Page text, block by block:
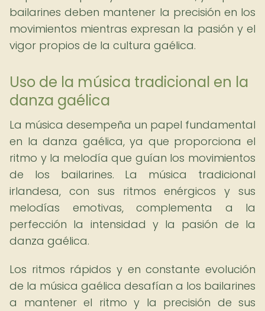
bailarines deben mantener la precisión en los
movimientos mientras expresan la pasión y el
vigor propios de la cultura gaélica.
Uso de la música tradicional en la
danza gaélica
La música desempeña un papel fundamental
en la danza gaélica, ya que proporciona el
ritmo y la melodía que guían los movimientos
de los bailarines. La música tradicional
irlandesa, con sus ritmos enérgicos y sus
melodías emotivas, complementa a la
perfección la intensidad y la pasión de la
danza gaélica.
Los ritmos rápidos y en constante evolución
de la música gaélica desafían a los bailarines
a mantener el ritmo y la precisión de sus